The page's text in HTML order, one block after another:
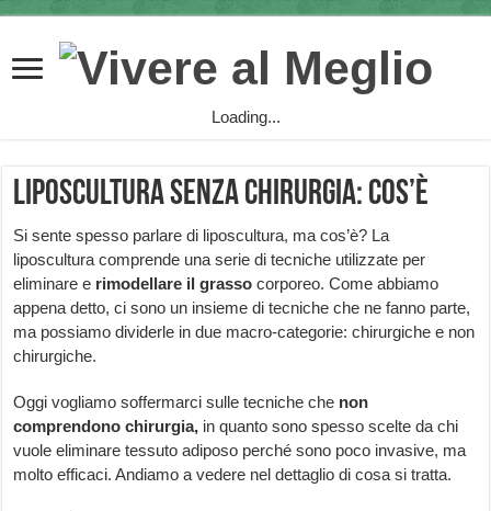
Loading...
Liposcultura senza chirurgia: cos’è
Si sente spesso parlare di liposcultura, ma cos’è? La
liposcultura comprende una serie di tecniche utilizzate per
eliminare e rimodellare il grasso corporeo. Come abbiamo
appena detto, ci sono un insieme di tecniche che ne fanno parte,
ma possiamo dividerle in due macro-categorie: chirurgiche e non
chirurgiche.
Oggi vogliamo soffermarci sulle tecniche che non
comprendono chirurgia, in quanto sono spesso scelte da chi
vuole eliminare tessuto adiposo perché sono poco invasive, ma
molto efficaci. Andiamo a vedere nel dettaglio di cosa si tratta.